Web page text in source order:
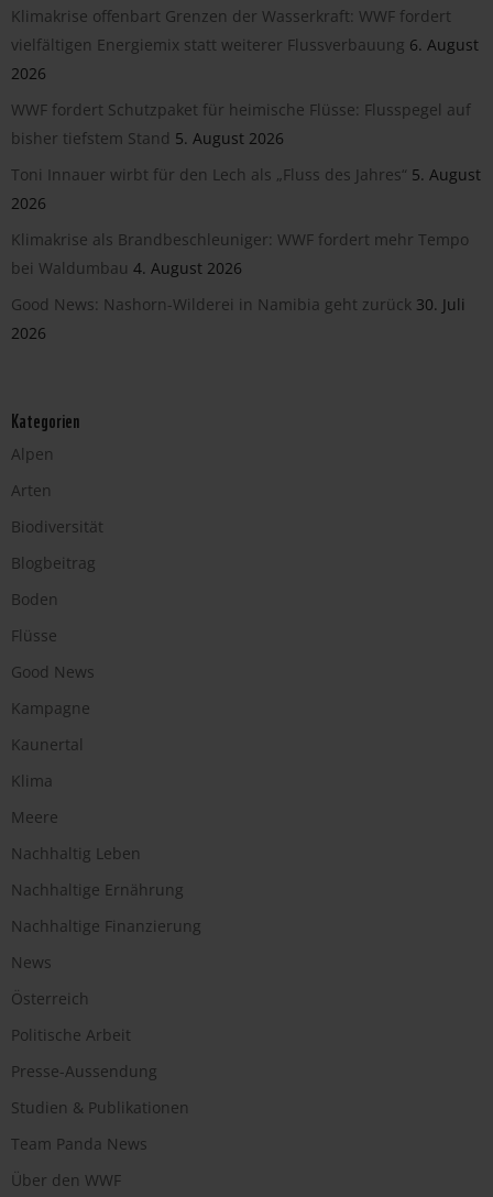
Klimakrise offenbart Grenzen der Wasserkraft: WWF fordert
vielfältigen Energiemix statt weiterer Flussverbauung 6. August
2026
WWF fordert Schutzpaket für heimische Flüsse: Flusspegel auf
bisher tiefstem Stand 5. August 2026
Toni Innauer wirbt für den Lech als „Fluss des Jahres“ 5. August
2026
Klimakrise als Brandbeschleuniger: WWF fordert mehr Tempo
bei Waldumbau 4. August 2026
Good News: Nashorn-Wilderei in Namibia geht zurück 30. Juli
2026
Kategorien
Alpen
Arten
Biodiversität
Blogbeitrag
Boden
Flüsse
Good News
Kampagne
Kaunertal
Klima
Meere
Nachhaltig Leben
Nachhaltige Ernährung
Nachhaltige Finanzierung
News
Österreich
Politische Arbeit
Presse-Aussendung
Studien & Publikationen
Team Panda News
Über den WWF